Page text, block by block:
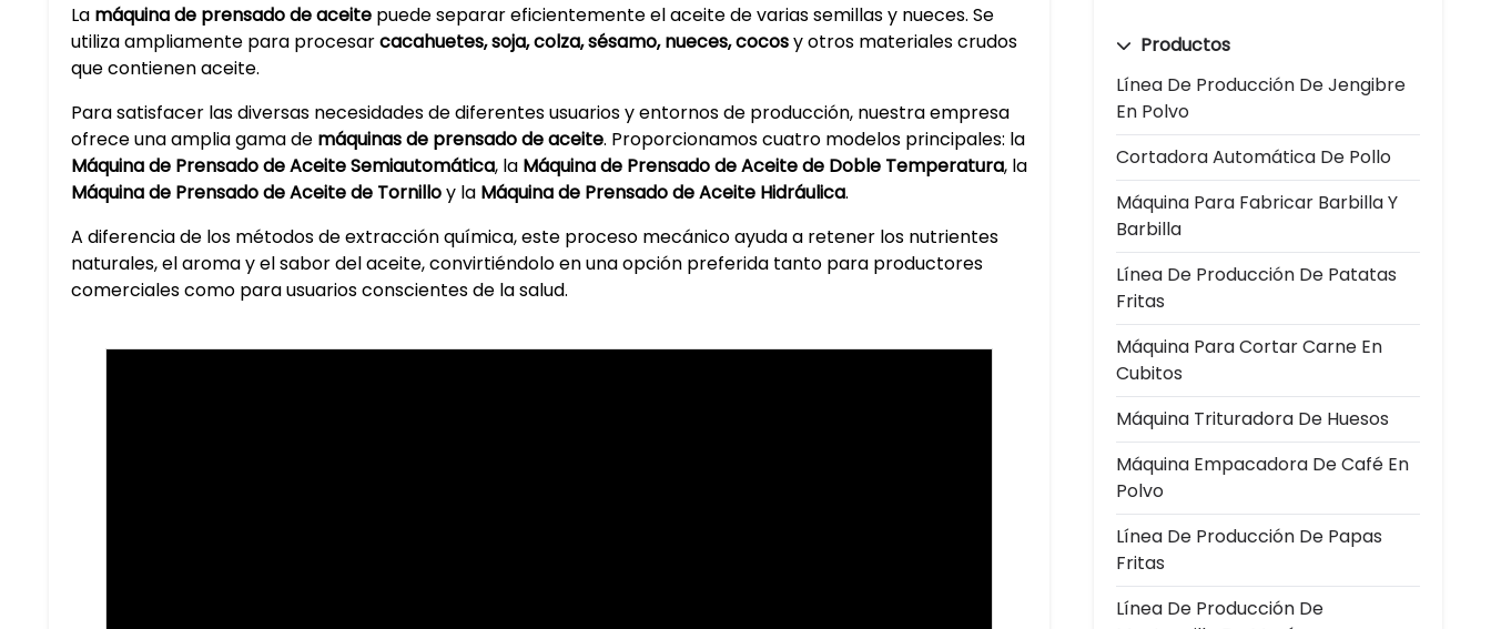
La máquina de prensado de aceite puede separar eficientemente el aceite de varias semillas y nueces. Se
utiliza ampliamente para procesarcacahuetes, soja, colza, sésamo, nueces, cocosy otros materiales crudos
que contienen aceite.
Para satisfacer las diversas necesidades de diferentes usuarios y entornos de producción, nuestra empresa
ofrece una amplia gama de máquinas de prensado de aceite. Proporcionamos cuatro modelos principales: la
Máquina de Prensado de Aceite Semiautomática, la Máquina de Prensado de Aceite de Doble Temperatura, la
Máquina de Prensado de Aceite de Tornilloy la Máquina de Prensado de Aceite Hidráulica.
A diferencia de los métodos de extracción química, este proceso mecánico ayuda a retener los nutrientes
naturales, el aroma y el sabor del aceite, convirtiéndolo en una opción preferida tanto para productores
comerciales como para usuarios conscientes de la salud.
Productos
Línea De Producción De Jengibre
En Polvo
Cortadora Automática De Pollo
Máquina Para Fabricar Barbilla Y
Barbilla
Línea De Producción De Patatas
Fritas
Máquina Para Cortar Carne En
Cubitos
Máquina Trituradora De Huesos
Máquina Empacadora De Café En
Polvo
Línea De Producción De Papas
Fritas
Línea De Producción De